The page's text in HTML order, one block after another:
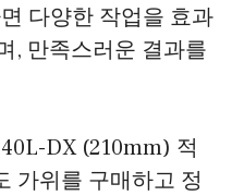
다양한 작업을 효과
, 만족스러운 결과를
DX (210mm) 적
가위를 구매하고 정